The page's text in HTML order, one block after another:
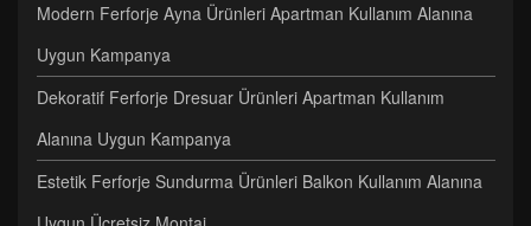
Modern Ferforje Ayna Ürünleri Apartman Kullanım Alanına
Uygun Kampanya
Dekoratif Ferforje Dresuar Ürünleri Apartman Kullanım
Alanına Uygun Kampanya
Estetik Ferforje Sundurma Ürünleri Balkon Kullanım Alanına